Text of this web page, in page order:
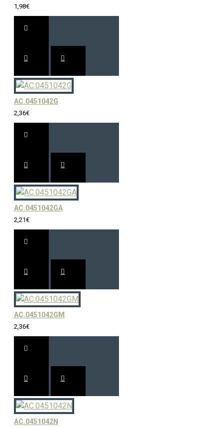
1,98€
AC.0451042G
2,36€
AC.0451042GA
2,21€
AC.0451042GM
2,36€
AC.0451042N